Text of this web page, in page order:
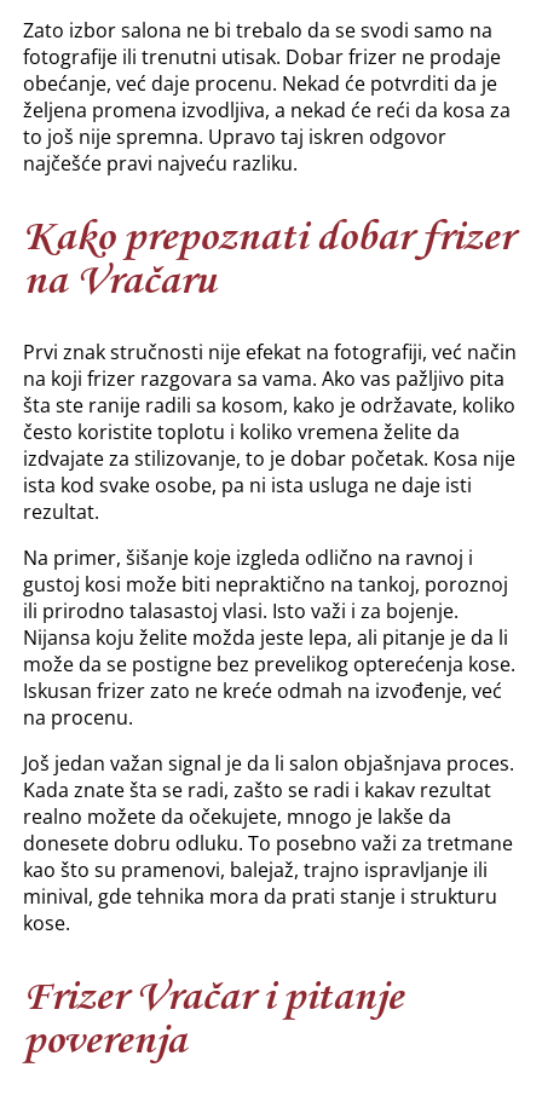
Zato izbor salona ne bi trebalo da se svodi samo na
fotografije ili trenutni utisak. Dobar frizer ne prodaje
obećanje, već daje procenu. Nekad će potvrditi da je
željena promena izvodljiva, a nekad će reći da kosa za
to još nije spremna. Upravo taj iskren odgovor
najčešće pravi najveću razliku.
Kako prepoznati dobar frizer
na Vračaru
Prvi znak stručnosti nije efekat na fotografiji, već način
na koji frizer razgovara sa vama. Ako vas pažljivo pita
šta ste ranije radili sa kosom, kako je održavate, koliko
često koristite toplotu i koliko vremena želite da
izdvajate za stilizovanje, to je dobar početak. Kosa nije
ista kod svake osobe, pa ni ista usluga ne daje isti
rezultat.
Na primer, šišanje koje izgleda odlično na ravnoj i
gustoj kosi može biti nepraktično na tankoj, poroznoj
ili prirodno talasastoj vlasi. Isto važi i za bojenje.
Nijansa koju želite možda jeste lepa, ali pitanje je da li
može da se postigne bez prevelikog opterećenja kose.
Iskusan frizer zato ne kreće odmah na izvođenje, već
na procenu.
Još jedan važan signal je da li salon objašnjava proces.
Kada znate šta se radi, zašto se radi i kakav rezultat
realno možete da očekujete, mnogo je lakše da
donesete dobru odluku. To posebno važi za tretmane
kao što su pramenovi, balejaž, trajno ispravljanje ili
minival, gde tehnika mora da prati stanje i strukturu
kose.
Frizer Vračar i pitanje
poverenja